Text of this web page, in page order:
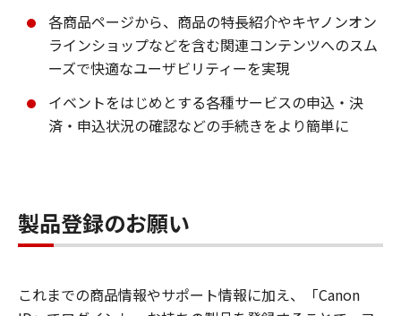
各商品ページから、商品の特長紹介やキヤノンオン
ラインショップなどを含む関連コンテンツへのスム
ーズで快適なユーザビリティーを実現
イベントをはじめとする各種サービスの申込・決
済・申込状況の確認などの手続きをより簡単に
製品登録のお願い
これまでの商品情報やサポート情報に加え、「Canon